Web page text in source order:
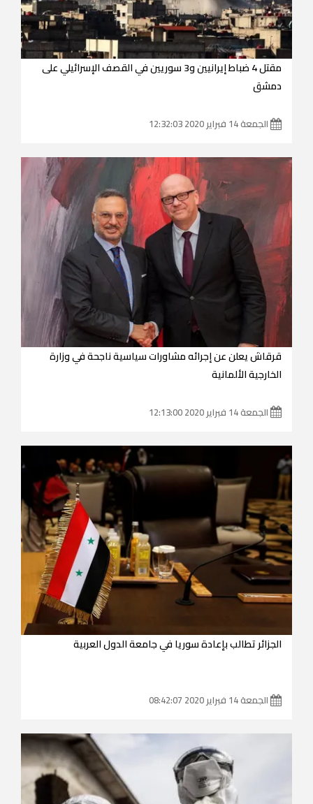
مقتل 4 ضباط إيرانيين و3 سوريين في القصف الإسرائيلي على
دمشق
الجمعة 14 فبراير 2020 12:32:03
قرقاش يعلن عن إجرائه مشاورات سياسية ناجحة في وزارة
الخارجية الألمانية
الجمعة 14 فبراير 2020 12:13:00
الجزائر تطالب بإعادة سوريا في جامعة الدول العربية
الجمعة 14 فبراير 2020 08:42:07